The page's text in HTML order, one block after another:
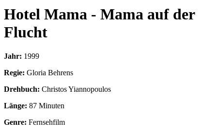
Hotel Mama - Mama auf der
Flucht
Jahr: 1999
Regie: Gloria Behrens
Drehbuch: Christos Yiannopoulos
Länge: 87 Minuten
Genre: Fernsehfilm